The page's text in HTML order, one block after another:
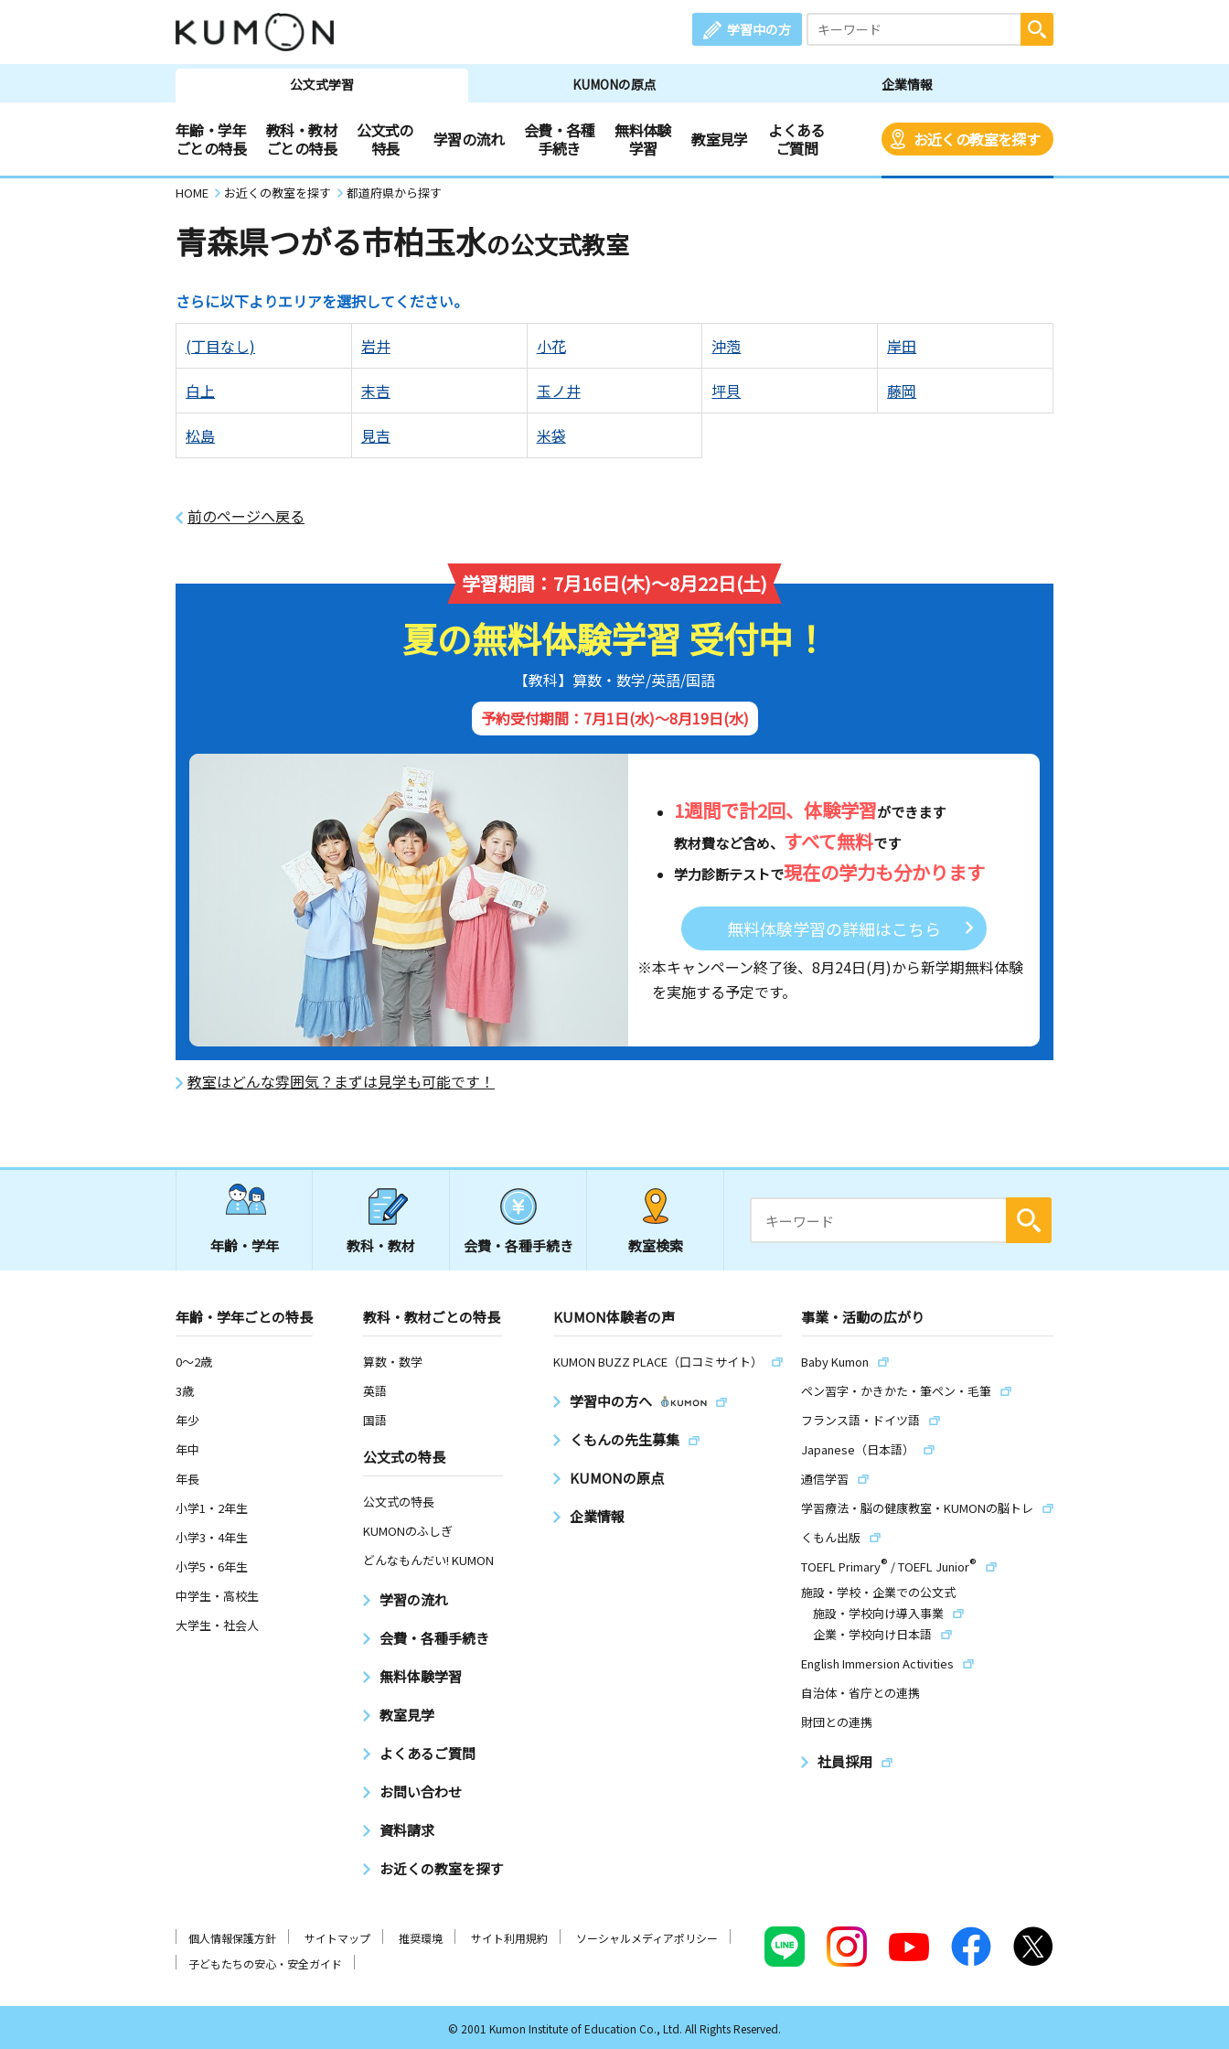
学習中の方
公文式学習 KUMONの原点 企業情報
年齢・学年
ごとの特長
教科・教材
ごとの特長
公文式の
特長
学習の流れ
会費・各種
手続き
無料体験
学習
教室見学
よくある
ご質問
お近くの教室を探す
HOME お近くの教室を探す 都道府県から探す
青森県つがる市柏玉水の公文式教室
さらに以下よりエリアを選択してください。
(丁目なし) 岩井 小花 沖萢 岸田
白上 末吉 玉ノ井 坪貝 藤岡
松島 見吉 米袋
前のページへ戻る
学習期間：7月16日(木)～8月22日(土)
夏の無料体験学習 受付中！
【教科】算数・数学/英語/国語
予約受付期間：7月1日(水)～8月19日(水)
1週間で計2回、体験学習ができます
教材費など含め、 すべて無料です
学力診断テストで現在の学力も分かります
無料体験学習の詳細はこちら
※本キャンペーン終了後、 8月24日(月)から新学期無料体験
を実施する予定です。
教室はどんな雰囲気？まずは見学も可能です！
年齢・学年 教科・教材 会費・ 各種手続き 教室検索
年齢・学年ごとの特長
0～2歳
3歳
年少
年中
年長
小学1・2年生
小学3・4年生
小学5・6年生
中学生・高校生
大学生・社会人
教科・教材ごとの特長
算数・数学
英語
国語
公文式の特長
公文式の特長
KUMONのふしぎ
どんなもんだい! KUMON
学習の流れ
会費・各種手続き
無料体験学習
教室見学
よくあるご質問
お問い合わせ
資料請求
お近くの教室を探す
KUMON体験者の声
KUMON BUZZ PLACE（口コミサイト）
学習中の方へ
くもんの先生募集
KUMONの原点
企業情報
事業・活動の広がり
Baby Kumon
ペン習字・かきかた・筆ペン・毛筆
フランス語・ドイツ語
Japanese（日本語）
通信学習
学習療法・脳の健康教室・KUMONの脳トレ
くもん出版
TOEFL Primary® /TOEFL Junior®
施設・学校・企業での公文式
施設・学校向け導入事業
企業・学校向け日本語
English Immersion Activities
自治体・省庁との連携
財団との連携
社員採用
個人情報保護方針 サイトマップ 推奨環境 サイト利用規約
ソーシャルメディアポリシー
子どもたちの安心・安全ガイド
© 2001 Kumon Institute of Education Co., Ltd. All Rights Reserved.